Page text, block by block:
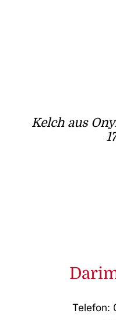
Kelch aus
Telefon: